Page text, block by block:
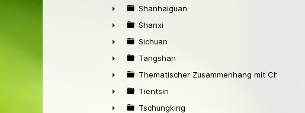
►
►
Shanhaiguan
►
Shanxi
►
Sichuan
►
Tangshan
►
Thematischer Zusammenhang mit China
►
Tientsin
Tschungking